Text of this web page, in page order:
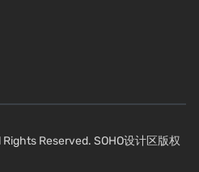
Reserved. SOHO设计区版权